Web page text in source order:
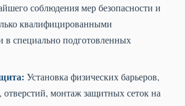
соблюдения мер безопасности и
квалифицированными
в специально подготовленных
Установка физических барьеров,
отверстий, монтаж защитных сеток на